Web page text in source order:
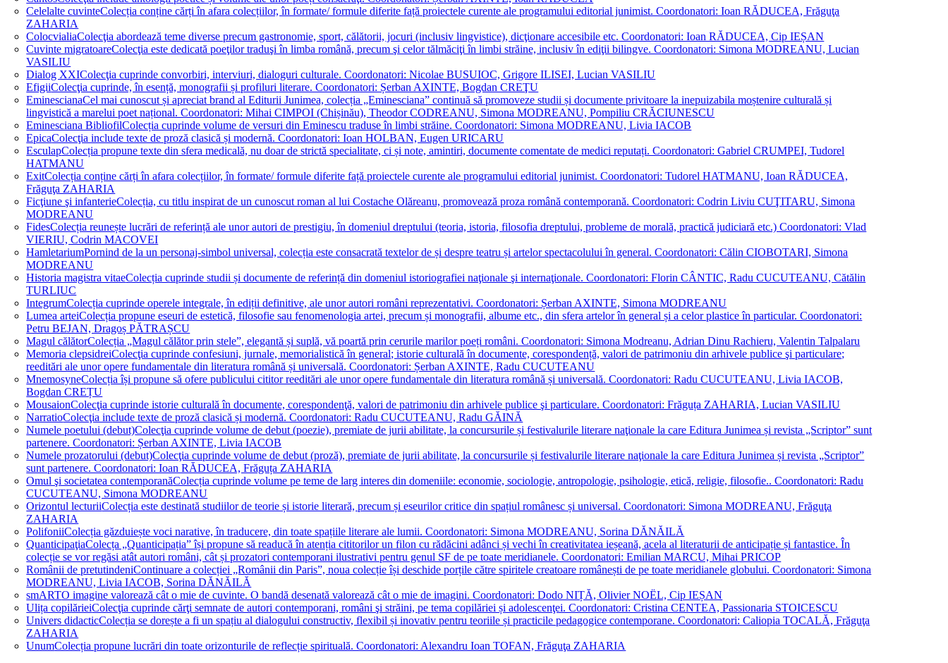
Celelalte cuvinteColecția conține cărți în afara colecțiilor, în formate/ formule diferite față proiectele curente ale programului editorial junimist. Coordonatori: Ioan RĂDUCEA, Frăguţa
ZAHARIA
ColocvialiaColecţia abordează teme diverse precum gastronomie, sport, călătorii, jocuri (inclusiv lingvistice), dicţionare accesibile etc. Coordonatori: Ioan RĂDUCEA, Cip IEȘAN
Cuvinte migratoareColecţia este dedicată poeţilor traduşi în limba română, precum şi celor tălmăciţi în limbi străine, inclusiv în ediţii bilingve. Coordonatori: Simona MODREANU, Lucian
VASILIU
Dialog XXIColecţia cuprinde convorbiri, interviuri, dialoguri culturale. Coordonatori: Nicolae BUSUIOC, Grigore ILISEI, Lucian VASILIU
EfigiiColecţia cuprinde, în esență, monografii și profiluri literare. Coordonatori: Șerban AXINTE, Bogdan CREŢU
EminescianaCel mai cunoscut și apreciat brand al Editurii Junimea, colecția „Eminesciana” continuă să promoveze studii și documente privitoare la inepuizabila moștenire culturală și
lingvistică a marelui poet național. Coordonatori: Mihai CIMPOI (Chișinău), Theodor CODREANU, Simona MODREANU, Pompiliu CRĂCIUNESCU
Eminesciana BibliofilColecția cuprinde volume de versuri din Eminescu traduse în limbi străine. Coordonatori: Simona MODREANU, Livia IACOB
EpicaColecţia include texte de proză clasică și modernă. Coordonatori: Ioan HOLBAN, Eugen URICARU
EsculapColecția propune texte din sfera medicală, nu doar de strictă specialitate, ci și note, amintiri, documente comentate de medici reputați. Coordonatori: Gabriel CRUMPEI, Tudorel
HATMANU
ExitColecția conține cărți în afara colecțiilor, în formate/ formule diferite față proiectele curente ale programului editorial junimist. Coordonatori: Tudorel HATMANU, Ioan RĂDUCEA,
Frăguţa ZAHARIA
Ficţiune şi infanterieColecția, cu titlu inspirat de un cunoscut roman al lui Costache Olăreanu, promovează proza română contemporană. Coordonatori: Codrin Liviu CUŢITARU, Simona
MODREANU
FidesColecția reunește lucrări de referință ale unor autori de prestigiu, în domeniul dreptului (teoria, istoria, filosofia dreptului, probleme de morală, practică judiciară etc.) Coordonatori: Vlad
VIERIU, Codrin MACOVEI
HamletariumPornind de la un personaj-simbol universal, colecția este consacrată textelor de și despre teatru și artelor spectacolului în general. Coordonatori: Călin CIOBOTARI, Simona
MODREANU
Historia magistra vitaeColecția cuprinde studii și documente de referință din domeniul istoriografiei naţionale şi internaţionale. Coordonatori: Florin CÂNTIC, Radu CUCUTEANU, Cătălin
TURLIUC
IntegrumColecția cuprinde operele integrale, în ediții definitive, ale unor autori români reprezentativi. Coordonatori: Șerban AXINTE, Simona MODREANU
Lumea arteiColecția propune eseuri de estetică, filosofie sau fenomenologia artei, precum și monografii, albume etc., din sfera artelor în general și a celor plastice în particular. Coordonatori:
Petru BEJAN, Dragoș PĂTRAȘCU
Magul călătorColecția „Magul călător prin stele”, elegantă și suplă, vă poartă prin cerurile marilor poeți români. Coordonatori: Simona Modreanu, Adrian Dinu Rachieru, Valentin Talpalaru
Memoria clepsidreiColecţia cuprinde confesiuni, jurnale, memorialistică în general; istorie culturală în documente, corespondență, valori de patrimoniu din arhivele publice şi particulare;
reeditări ale unor opere fundamentale din literatura română și universală. Coordonatori: Șerban AXINTE, Radu CUCUTEANU
MnemosyneColecția își propune să ofere publicului cititor reeditări ale unor opere fundamentale din literatura română și universală. Coordonatori: Radu CUCUTEANU, Livia IACOB,
Bogdan CREȚU
MousaionColecţia cuprinde istorie culturală în documente, corespondenţă, valori de patrimoniu din arhivele publice şi particulare. Coordonatori: Frăguța ZAHARIA, Lucian VASILIU
NarratioColecţia include texte de proză clasică și modernă. Coordonatori: Radu CUCUTEANU, Radu GĂINĂ
Numele poetului (debut)Colecţia cuprinde volume de debut (poezie), premiate de jurii abilitate, la concursurile și festivalurile literare naţionale la care Editura Junimea și revista „Scriptor” sunt
partenere. Coordonatori: Șerban AXINTE, Livia IACOB
Numele prozatorului (debut)Colecţia cuprinde volume de debut (proză), premiate de jurii abilitate, la concursurile și festivalurile literare naţionale la care Editura Junimea și revista „Scriptor”
sunt partenere. Coordonatori: Ioan RĂDUCEA, Frăguța ZAHARIA
Omul şi societatea contemporanăColecția cuprinde volume pe teme de larg interes din domeniile: economie, sociologie, antropologie, psihologie, etică, religie, filosofie.. Coordonatori: Radu
CUCUTEANU, Simona MODREANU
Orizontul lecturiiColecția este destinată studiilor de teorie și istorie literară, precum și eseurilor critice din spațiul românesc și universal. Coordonatori: Simona MODREANU, Frăguţa
ZAHARIA
PolifoniiColecția găzduiește voci narative, în traducere, din toate spațiile literare ale lumii. Coordonatori: Simona MODREANU, Sorina DĂNĂILĂ
QuanticipaţiaColecța „Quanticipația” își propune să readucă în atenția cititorilor un filon cu rădăcini adânci și vechi în creativitatea ieșeană, acela al literaturii de anticipație și fantastice. În
colecție se vor regăsi atât autori români, cât și prozatori contemporani ilustrativi pentru genul SF de pe toate meridianele. Coordonatori: Emilian MARCU, Mihai PRICOP
Românii de pretutindeniContinuare a colecției „Românii din Paris”, noua colecție își deschide porțile către spiritele creatoare românești de pe toate meridianele globului. Coordonatori: Simona
MODREANU, Livia IACOB, Sorina DĂNĂILĂ
smARTO imagine valorează cât o mie de cuvinte. O bandă desenată valorează cât o mie de imagini. Coordonatori: Dodo NIȚĂ, Olivier NOËL, Cip IEȘAN
Ulița copilărieiColecţia cuprinde cărţi semnate de autori contemporani, români şi străini, pe tema copilăriei și adolescenţei. Coordonatori: Cristina CENTEA, Passionaria STOICESCU
Univers didacticColecția se dorește a fi un spațiu al dialogului constructiv, flexibil și inovativ pentru teoriile și practicile pedagogice contemporane. Coordonatori: Caliopia TOCALĂ, Frăguţa
ZAHARIA
UnumColecția propune lucrări din toate orizonturile de reflecție spirituală. Coordonatori: Alexandru Ioan TOFAN, Frăguţa ZAHARIA